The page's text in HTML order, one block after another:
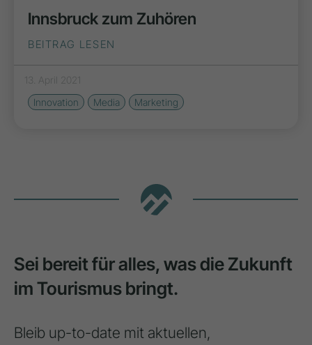
Innsbruck zum Zuhören
BEITRAG LESEN
13. April 2021
Innovation
Media Marketing
Sei bereit für alles, was die Zukunft
im Tourismus bringt.
Bleib up-to-date mit aktuellen,